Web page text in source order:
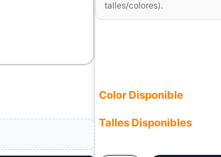
Color Disponible
Talles Disponibles
talles/colores).